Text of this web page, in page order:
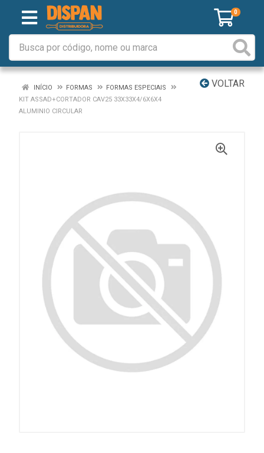
0
VOLTAR
INÍCIO FORMAS
FORMAS ESPECIAIS
KIT ASSAD+CORTADOR CAV25 33X33X4/6X6X4
ALUMINIO CIRCULAR